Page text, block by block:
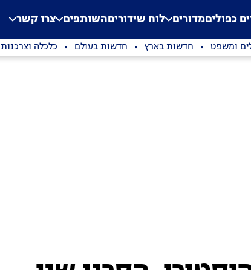
Application error: a
. כפוליםמדורים לוח שידוריםהשותפים צרו קשר
ומשפט חדשות בארץ חדשות בעולם כלכלה וצרכנות